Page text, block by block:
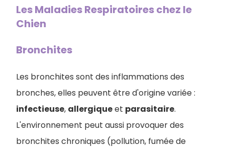
Les Maladies Respiratoires chez le
Chien
Bronchites
Les bronchites sont des inflammations des
bronches, elles peuvent être d'origine variée :
infectieuse, allergiqueet parasitaire.
L'environnement peut aussi provoquer des
bronchites chroniques (pollution, fumée de